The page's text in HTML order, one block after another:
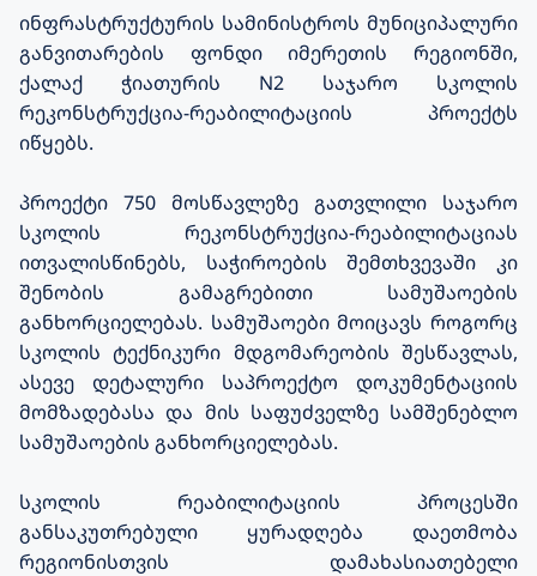
ინფრასტრუქტურის სამინისტროს მუნიციპალური
განვითარების ფონდი იმერეთის რეგიონში,
ქალაქ ჭიათურის N2 საჯარო სკოლის
რეკონსტრუქცია-რეაბილიტაციის პროექტს
იწყებს.
პროექტი 750 მოსწავლეზე გათვლილი საჯარო
სკოლის რეკონსტრუქცია-რეაბილიტაციას
ითვალისწინებს, საჭიროების შემთხვევაში კი
შენობის გამაგრებითი სამუშაოების
განხორციელებას. სამუშაოები მოიცავს როგორც
სკოლის ტექნიკური მდგომარეობის შესწავლას,
ასევე დეტალური საპროექტო დოკუმენტაციის
მომზადებასა და მის საფუძველზე სამშენებლო
სამუშაოების განხორციელებას.
სკოლის რეაბილიტაციის პროცესში
განსაკუთრებული ყურადღება დაეთმობა
რეგიონისთვის დამახასიათებელი